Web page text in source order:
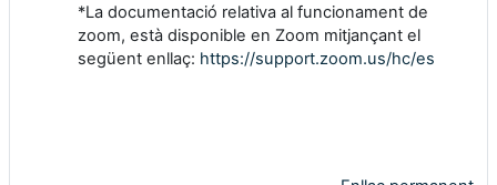
*La documentació relativa al funcionament de
zoom, està disponible en Zoom mitjançant el
següent enllaç: https://support.zoom.us/hc/es